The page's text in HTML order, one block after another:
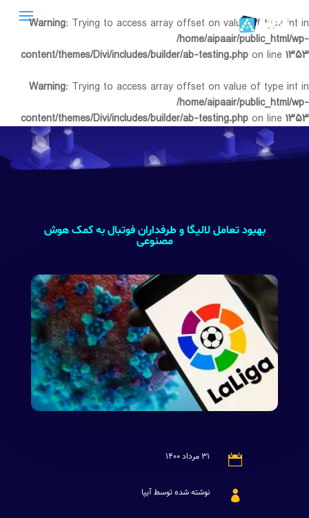
Warning: Trying to access array offset on value of type int in
/home/aipaair/public_html/wp-
content/themes/Divi/includes/builder/ab-testing.php on line ۱۳۵۳
Warning: Trying to access array offset on value of type int in
/home/aipaair/public_html/wp-
content/themes/Divi/includes/builder/ab-testing.php on line ۱۳۵۳
بهبود تعامل لالیگا و طرفداران فوتبال به کمک هوش
مصنوعی
 ۳۱ مرداد ۱۴۰۰
 نوشته شده توسط آیپا